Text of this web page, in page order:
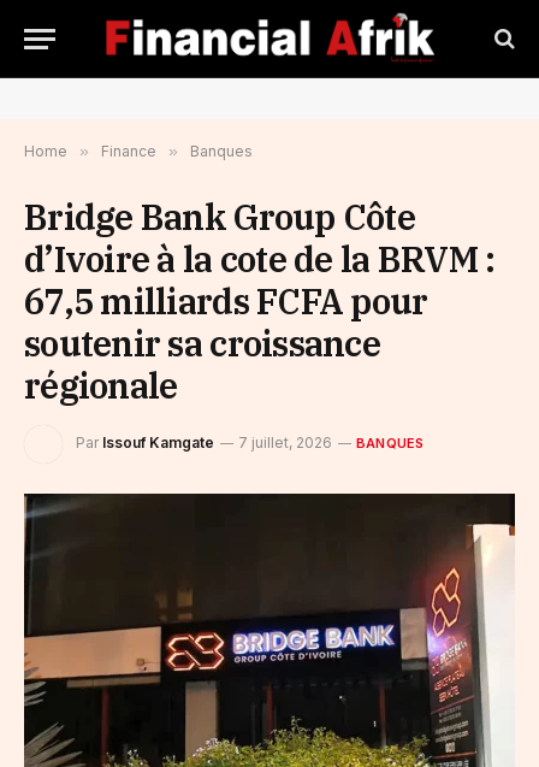
Home » Finance » Banques
Bridge Bank Group Côte
d’Ivoire à la cote de la BRVM :
67,5 milliards FCFA pour
soutenir sa croissance
régionale
Par Issouf Kamgate 7 juillet, 2026 BANQUES